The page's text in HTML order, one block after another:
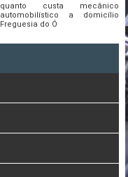
quanto custa mecânico
automobilístico a domicílio
Freguesia do Ó